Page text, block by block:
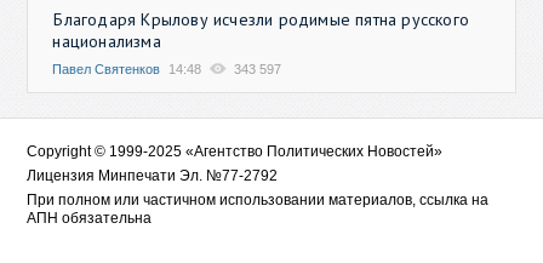
Благодаря Крылову исчезли родимые пятна русского
национализма
Павел Святенков 14:48 343 597
Copyright © 1999-2025 «Агентство Политических Новостей»
Лицензия Минпечати Эл. №77-2792
При полном или частичном использовании материалов, ссылка на
АПН обязательна